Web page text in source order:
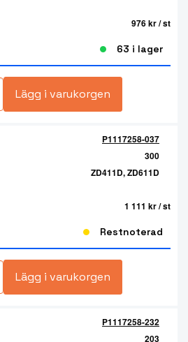
976 kr/ st
63 i lager
Lägg i varukorgen
P1117258-037
300
ZD411D, ZD611D
1 111 kr/ st
Restnoterad
Lägg i varukorgen
P1117258-232
203